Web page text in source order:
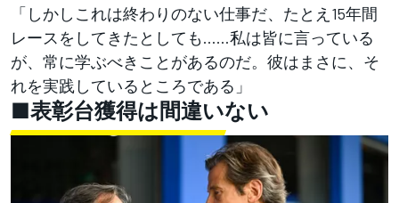
「しかしこれは終わりのない仕事だ、たとえ15年間
レースをしてきたとしても……私は皆に言っている
が、常に学ぶべきことがあるのだ。彼はまさに、そ
れを実践しているところである」
■表彰台獲得は間違いない